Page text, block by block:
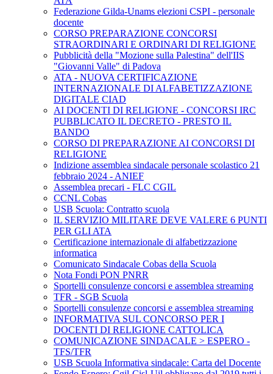
Federazione Gilda-Unams elezioni CSPI - personale
docente
CORSO PREPARAZIONE CONCORSI
STRAORDINARI E ORDINARI DI RELIGIONE
Pubblicità della "Mozione sulla Palestina" dell'IIS
"Giovanni Valle" di Padova
ATA - NUOVA CERTIFICAZIONE
INTERNAZIONALE DI ALFABETIZZAZIONE
DIGITALE CIAD
AI DOCENTI DI RELIGIONE - CONCORSI IRC
PUBBLICATO IL DECRETO - PRESTO IL
BANDO
CORSO DI PREPARAZIONE AI CONCORSI DI
RELIGIONE
Indizione assemblea sindacale personale scolastico 21
febbraio 2024 - ANIEF
Assemblea precari - FLC CGIL
CCNL Cobas
USB Scuola: Contratto scuola
IL SERVIZIO MILITARE DEVE VALERE 6 PUNTI
PER GLI ATA
Certificazione internazionale di alfabetizzazione
informatica
Comunicato Sindacale Cobas della Scuola
Nota Fondi PON PNRR
Sportelli consulenze concorsi e assemblea streaming
TFR - SGB Scuola
Sportelli consulenze concorsi e assemblea streaming
INFORMATIVA SUL CONCORSO PER I
DOCENTI DI RELIGIONE CATTOLICA
COMUNICAZIONE SINDACALE > ESPERO -
TFS/TFR
USB Scuola Informativa sindacale: Carta del Docente